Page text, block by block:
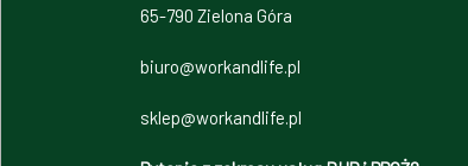
65-790 Zielona Góra
biuro@workandlife.pl
sklep@workandlife.pl